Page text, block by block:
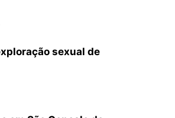
sexual de